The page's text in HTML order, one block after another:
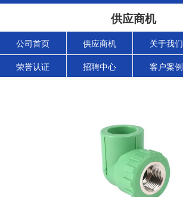
供应商机
公司首页 供应商机 关于我们
荣誉认证 招聘中心 客户案例